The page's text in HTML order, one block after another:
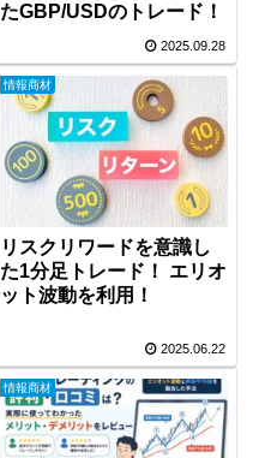
たGBP/USDのトレード！
2025.09.28
情報商材
リスクリワードを意識し
た1分足トレード！ エリオ
ット波動を利用！
2025.06.22
情報商材